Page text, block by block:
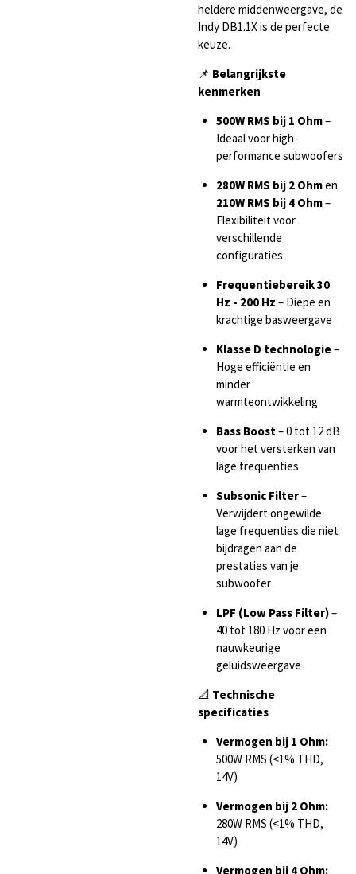
heldere middenweergave, de
Indy DB1.1X is de perfecte
keuze.
📌 Belangrijkste
kenmerken
500W RMS bij 1 Ohm–
Ideaal voor high-
performance subwoofers
280W RMS bij 2 Ohmen
210W RMS bij 4 Ohm–
Flexibiliteit voor
verschillende
configuraties
Frequentiebereik 30
Hz - 200 Hz – Diepe en
krachtige basweergave
Klasse D technologie–
Hoge efficiëntie en
minder
warmteontwikkeling
Bass Boost– 0 tot 12 dB
voor het versterken van
lage frequenties
Subsonic Filter–
Verwijdert ongewilde
lage frequenties die niet
bijdragen aan de
prestaties van je
subwoofer
LPF (Low Pass Filter)–
40 tot 180 Hz voor een
nauwkeurige
geluidsweergave
📐 Technische
specificaties
Vermogen bij 1 Ohm:
500W RMS (<1% THD,
14V)
Vermogen bij 2 Ohm:
280W RMS (<1% THD,
14V)
Vermogen bij 4 Ohm: